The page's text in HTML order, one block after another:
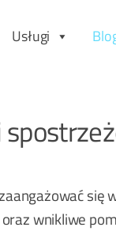
Usługi
wnikliwe